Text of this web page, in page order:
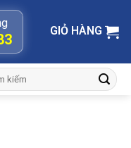
GIỎ HÀNG